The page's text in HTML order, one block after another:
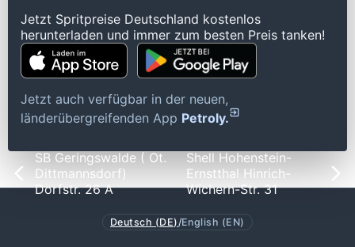
Jetzt Spritpreise Deutschland kostenlos
herunterladen und immer zum besten Preis tanken!
Jetzt auch verfügbar in der neuen,
länderübergreifenden App Petroly.
SB Geringswalde ( Ot.
Dittmannsdorf)
Dorfstr. 26 A
Shell Hohenstein-
Ernstthal Hinrich-
Wichern-Str. 31
Deutsch (DE) /English (EN)